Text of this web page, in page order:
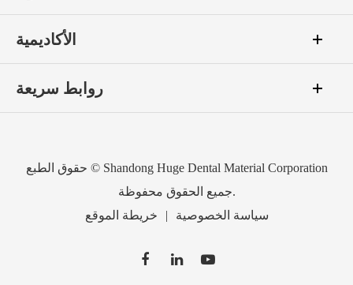
الأكاديمية
روابط سريعة
حقوق الطبع © Shandong Huge Dental Material Corporation
جميع الحقوق محفوظة.
خريطة الموقع
| سياسة الخصوصية